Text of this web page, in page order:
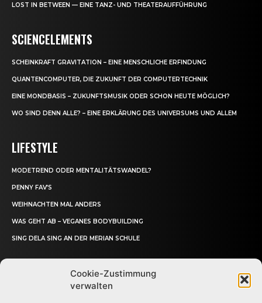
Cookie-Zustimmung
verwalten
LOST IN BETWEEN — EINE TANZ- UND THEATERAUFFÜHRUNG
SCIENCELEMENTS
SCHEINKRAFT GRAVITATION – EINE MENSCHLICHE ERFINDUNG
QUANTENCOMPUTER, DIE ZUKUNFT DER COMPUTERTECHNIK
EINE MONDBASIS – ZUKUNFTSMUSIK ODER SCHON HEUTE MÖGLICH?
WO SIND DENN ALLE? – EINE ERKLÄRUNG DES UNIVERSUMS UND ALLEM
LIFESTYLE
MODETREND ODER MENTALITÄTSWANDEL?
PENNY FAV’S
WEIHNACHTEN MAL ANDERS
WAS GEHT AB – VEGANES BODYBUILDING
SING DELA SING AN DER MERIAN SCHULE